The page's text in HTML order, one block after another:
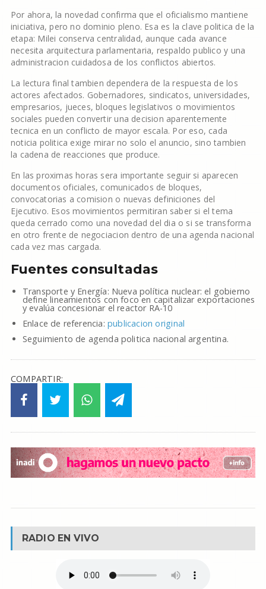
Por ahora, la novedad confirma que el oficialismo mantiene
iniciativa, pero no dominio pleno. Esa es la clave politica de la
etapa: Milei conserva centralidad, aunque cada avance
necesita arquitectura parlamentaria, respaldo publico y una
administracion cuidadosa de los conflictos abiertos.
La lectura final tambien dependera de la respuesta de los
actores afectados. Gobernadores, sindicatos, universidades,
empresarios, jueces, bloques legislativos o movimientos
sociales pueden convertir una decision aparentemente
tecnica en un conflicto de mayor escala. Por eso, cada
noticia politica exige mirar no solo el anuncio, sino tambien
la cadena de reacciones que produce.
En las proximas horas sera importante seguir si aparecen
documentos oficiales, comunicados de bloques,
convocatorias a comision o nuevas definiciones del
Ejecutivo. Esos movimientos permitiran saber si el tema
queda cerrado como una novedad del dia o si se transforma
en otro frente de negociacion dentro de una agenda nacional
cada vez mas cargada.
Fuentes consultadas
Transporte y Energía: Nueva política nuclear: el gobierno
define lineamientos con foco en capitalizar exportaciones
y evalúa concesionar el reactor RA-10
Enlace de referencia: publicacion original
Seguimiento de agenda politica nacional argentina.
COMPARTIR:
RADIO EN VIVO